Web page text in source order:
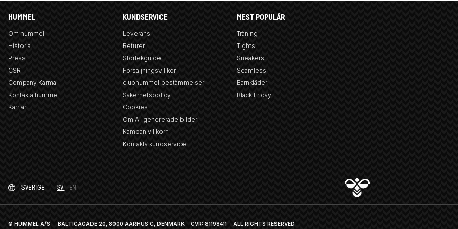
HUMMEL
Om hummel
Historia
Press
CSR
Company Karma
Kontakta hummel
Karriär
KUNDSERVICE
Leverans
Returer
Storlekguide
Försäljningsvillkor
clubhummel bestämmelser
Säkerhetspolicy
Cookies
Om AI-genererade bilder
Kampanjvillkor*
Kontakta kundservice
MEST POPULÄR
Träning
Tights
Sneakers
Seamless
Barnkläder
Black Friday
SVERIGE SV EN
© HUMMEL A/S · BALTICAGADE 20, 8000 AARHUS C, DENMARK CVR: 81198411 · ALL RIGHTS RESERVED